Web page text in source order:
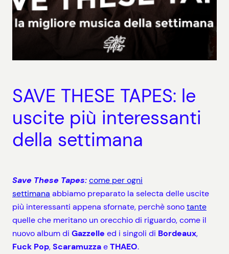
SAVE THESE TAPES: le
uscite più interessanti
della settimana
Save These Tapes:come per ogni
settimana abbiamo preparato la selecta delle uscite
più interessanti appena sfornate, perchè sonotante
quelle che meritano un orecchio di riguardo, come il
nuovo album di Gazzelle ed i singoli di Bordeaux,
Fuck Pop,ScaramuzzaeTHAEO.